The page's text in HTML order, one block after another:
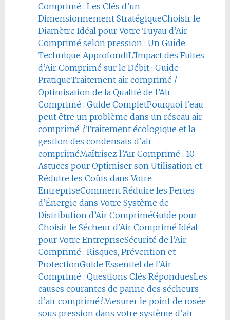
Comprimé : Les Clés d’un
Dimensionnement StratégiqueChoisir le
Diamètre Idéal pour Votre Tuyau d’Air
Comprimé selon pression : Un Guide
Technique ApprofondiL’Impact des Fuites
d’Air Comprimé sur le Débit : Guide
PratiqueTraitement air comprimé /
Optimisation de la Qualité de l’Air
Comprimé : Guide CompletPourquoi l’eau
peut être un problème dans un réseau air
comprimé ?Traitement écologique et la
gestion des condensats d’air
compriméMaîtrisez l’Air Comprimé : 10
Astuces pour Optimiser son Utilisation et
Réduire les Coûts dans Votre
EntrepriseComment Réduire les Pertes
d’Énergie dans Votre Système de
Distribution d’Air CompriméGuide pour
Choisir le Sécheur d’Air Comprimé Idéal
pour Votre EntrepriseSécurité de l’Air
Comprimé : Risques, Prévention et
ProtectionGuide Essentiel de l’Air
Comprimé : Questions Clés RéponduesLes
causes courantes de panne des sécheurs
d’air comprimé?Mesurer le point de rosée
sous pression dans votre système d’air